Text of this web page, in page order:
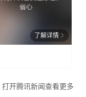
了解详情
打开腾讯新闻查看更多